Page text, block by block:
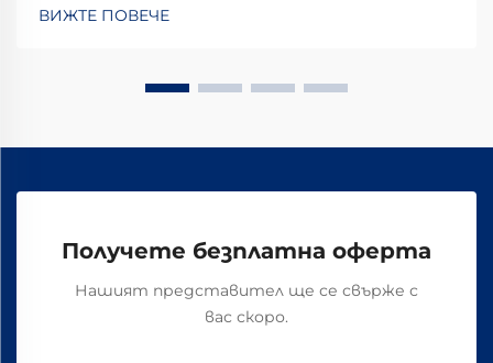
железопътните линии в ежедневната
включващи болтове, гайки и...
ВИЖТЕ ПОВЕЧЕ
Получете безплатна оферта
Нашият представител ще се свърже с
вас скоро.